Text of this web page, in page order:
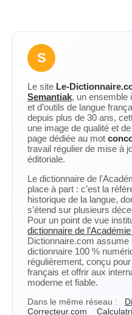
S
Le site Le-
Semantiak, un ensemble
et d’outils de langue
depuis plus de 30 ans,
une image de qualité et
page dédiée au mot
travail régulier de mise à
éditoriale.
Le dictionnaire de
place à part : c’est la
historique de la langue,
s’étend sur plusieurs
Pour un point de vue
dictionnaire de
Dictionnaire.com
dictionnaire 100 %
régulièrement, conçu
français et offrir aux
moderne et fiable.
Dans le même réseau :
Correcteur.com